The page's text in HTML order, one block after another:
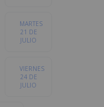
MARTES
21 DE
JULIO
VIERNES
24 DE
JULIO